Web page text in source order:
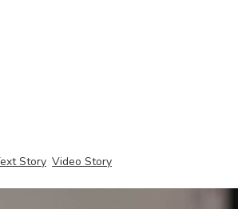
Story Video Story